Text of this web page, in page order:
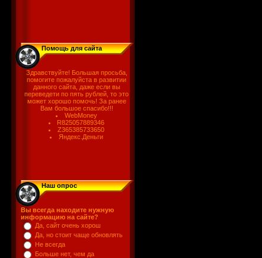
Помощь для сайта
Здравствуйте! Большая просьба,
помогите пожалуйста в развитии
данного сайта, даже если вы
переведети по пять рублей, то это
может хорошо помочь! За ранее
Вам большое спасибо!!!
WebMoney
R825057889346
Z365385733650
Яндекс.Деньги
Наш опрос
Вы всегда находите нужную
информацию на сайте?
Да, сайт очень хорош
Да, но стоит чаще обновлять
Не всегда
Больше нет, чем да